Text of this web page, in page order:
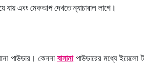
যায় এবং মেকআপ দেখতে ন্যাচারাল লাগে।
পাউডার। কেননাবানানাপাউডারের মধ্যে ইয়েলো